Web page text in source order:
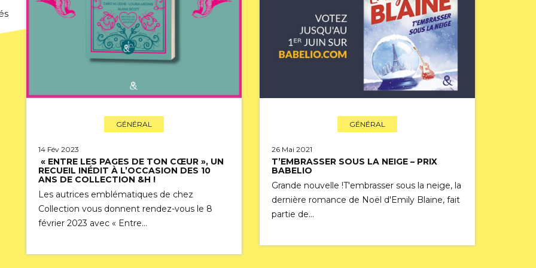
GÉNÉRAL
14 Fév 2023
« ENTRE LES PAGES DE TON CŒUR », UN
RECUEIL INÉDIT À L’OCCASION DES 10
ANS DE COLLECTION &H !
Les autrices emblématiques de chez
Collection vous donnent rendez-vous le 8
février 2023 avec « Entre…
GÉNÉRAL
26 Mai 2021
T’EMBRASSER SOUS LA NEIGE – PRIX
BABELIO
Grande nouvelle !T'embrasser sous la neige, la
dernière romance de Noël d'Emily Blaine, fait
partie de…